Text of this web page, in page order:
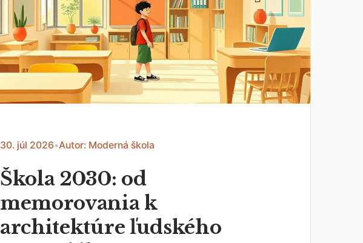
30. júl 2026•Autor: Moderná škola
Škola 2030: od
memorovania k
architektúre ľudského